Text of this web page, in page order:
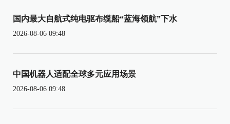
国内最大自航式纯电驱布缆船“蓝海领航”下水
2026-08-06 09:48
中国机器人适配全球多元应用场景
2026-08-06 09:48